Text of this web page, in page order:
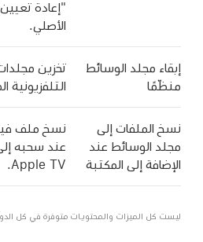
"إعادة
الأصلي.
إبقاء مجلد الوسائط
منظّمًا
تخزين
التلفزيونية
نسخ الملفات إلى
مجلد الوسائط عند
الإضافة إلى المكتبة
نسخ ملف
عند سحبه
Apple TV.
ليست كل الميزات والمحتويات متوفرة في كل